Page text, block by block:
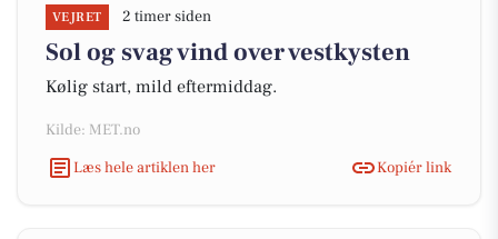
VEJRET 2 timer siden
Sol og svag vind over vestkysten
Kølig start, mild eftermiddag.
Kilde: MET.no
Læs hele artiklen her
Kopiér link